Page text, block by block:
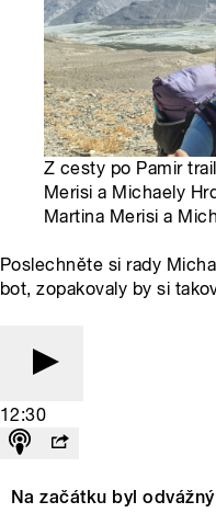
Z cesty po Pamir
Merisi a Michaely
Martina Merisi a
Poslechněte si rady
bot, zopakovaly by si
12:30
Na začátku byl